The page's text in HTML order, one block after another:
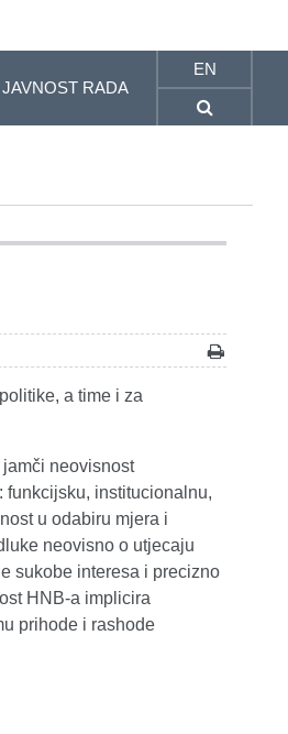
JAVNOST RADA
EN
a time i za
neovisnost
institucionalnu,
u odabiru mjera i
neovisno o utjecaju
sukobe interesa i precizno
HNB-a implicira
prihode i rashode